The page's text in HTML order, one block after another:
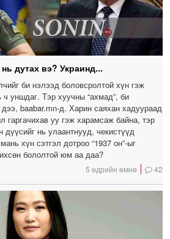
дутах вэ? Украинд...
би нэлээд боловсролтой хүн гэж
уншдаг. Тэр хуучны “ахмад”, би
baabar.mn-д. Харин саяхан хадуураад
гаргачихав уу гэж харамсаж байна, тэр
дүүсийг нь улаантнууд, чекистүүд
хүн сэтгэл дотроо “1937 он”-ыг
бололтой юм аа даа?
5 өдрийн өмнө 42